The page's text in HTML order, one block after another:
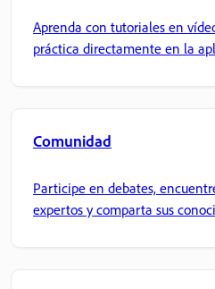
Aprenda con tutoriales en
práctica directamente en la
Comunidad
Participe en debates,
expertos y comparta sus